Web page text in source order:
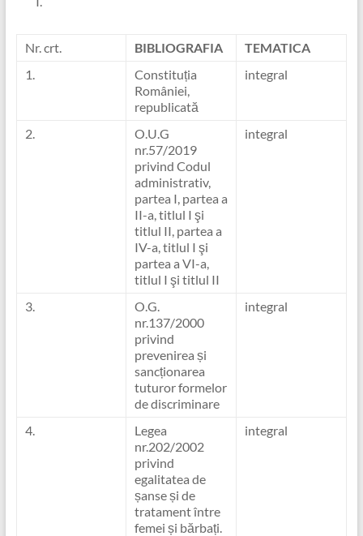
Nr. crt. BIBLIOGRAFIA
TEMATICA
1.
Constituția
României,
republicată
integral
2.
O.U.G
nr.57/2019
privind Codul
administrativ,
partea I, partea a
II-a, titlul I şi
titlul II, partea a
IV-a, titlul I şi
partea a VI-a,
titlul I şi titlul II
integral
3.
O.G.
nr.137/2000
privind
prevenirea și
sancționarea
tuturor formelor
de discriminare
integral
4.
Legea
nr.202/2002
privind
egalitatea de
șanse și de
tratament între
femei și bărbați.
integral